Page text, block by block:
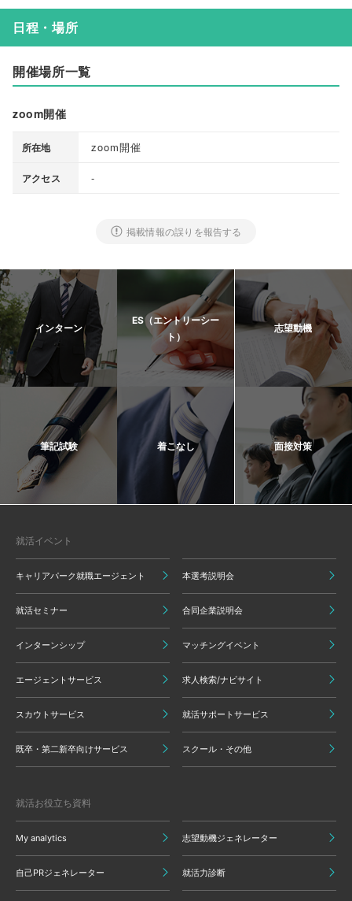
日程・場所
開催場所一覧
zoom開催
所在地 zoom開催
アクセス -
掲載情報の誤りを報告する
インターン
ES（エントリーシー
ト）
志望動機
筆記試験 着こなし 面接対策
就活イベント
キャリアパーク就職エージェント 本選考説明会
就活セミナー 合同企業説明会
インターンシップ マッチングイベント
エージェントサービス 求人検索/ナビサイト
スカウトサービス 就活サポートサービス
既卒・第二新卒向けサービス スクール・その他
就活お役立ち資料
My analytics 志望動機ジェネレーター
自己PRジェネレーター 就活力診断